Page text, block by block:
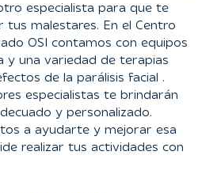
especialista para que te
tus malestares. En el Centro
OSI contamos con equipos
y una variedad de terapias
de la parálisis facial .
especialistas te brindarán
y personalizado.
a ayudarte y mejorar esa
realizar tus actividades con